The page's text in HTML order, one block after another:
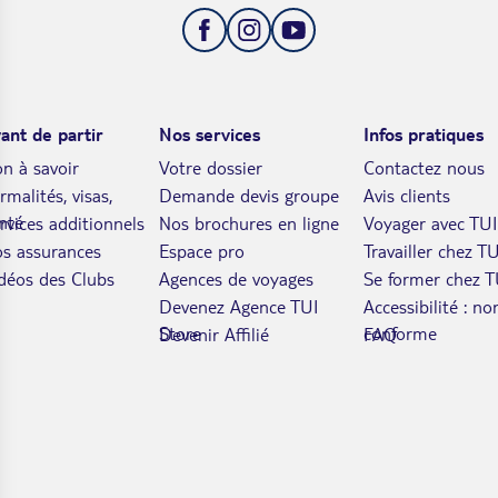
de partir
à savoir
visas,
additionnels
assurances
des Clubs
Nos services
Votre dossier
Demande devis groupe
Nos brochures en ligne
Espace pro
Agences de voyages
Devenez Agence TUI
Store
Devenir Affilié
Infos pratiques
Contactez nous
Avis clients
Voyager avec TUI
Travailler chez
Se former chez
Accessibilité :
conforme
FAQ